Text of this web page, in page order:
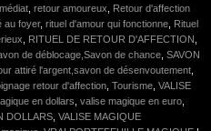
, retour amoureux, Retour d'affection
au foyer, rituel d'amour qui fonctionne, Rituel
, RITUEL DE RETOUR D'AFFECTION ,
de déblocage,Savon de chance, SAVON
attiré l'argent,savon de désenvoutement,
retour d'affection, Tourisme, VALISE
en dollars, valise magique en euro,
DOLLARS, VALISE MAGIQUE